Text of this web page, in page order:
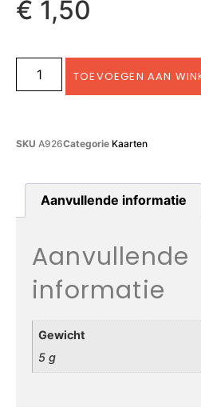
€ 1,50
TOEVOEGEN AAN
SKU A926Categorie Kaarten
Aanvullende informatie
Aanvullende
informatie
Gewicht
5 g